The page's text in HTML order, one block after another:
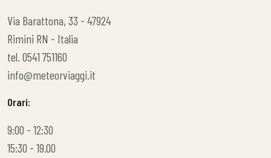
Via Barattona, 33 - 47924
Rimini RN - Italia
tel. 0541 751160
info@meteorviaggi.it
Orari:
9:00 - 12:30
15:30 - 19.00